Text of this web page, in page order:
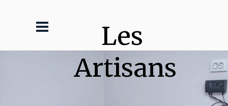
Les
Artisans